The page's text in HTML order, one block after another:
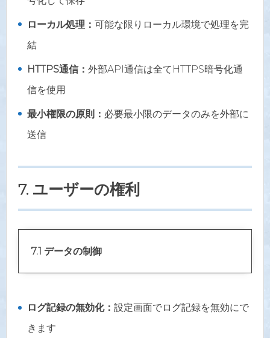
ローカル処理： 可能な限りローカル環境で処理を完
結
HTTPS通信： 外部API通信は全てHTTPS暗号化通
信を使用
最小権限の原則： 必要最小限のデータのみを外部に
送信
7. ユーザーの権利
7.1 データの制御
ログ記録の無効化： 設定画面でログ記録を無効にで
きます